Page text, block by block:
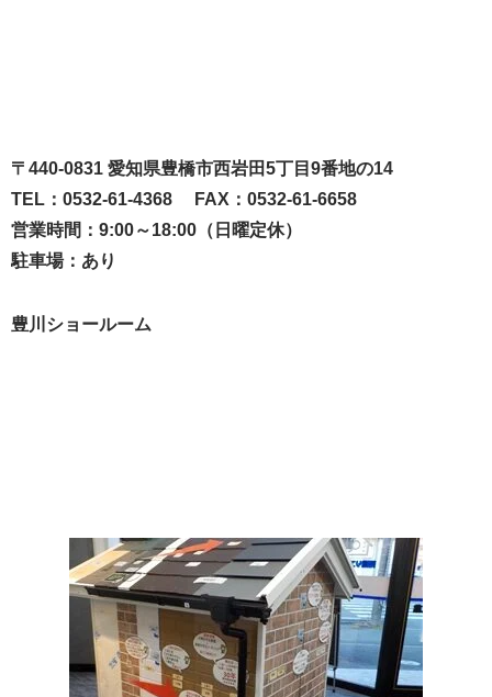
〒440-0831 愛知県豊橋市西岩田5丁目9番地の14
TEL：0532-61-4368 FAX：0532-61-6658
営業時間：9:00～18:00（日曜定休）
駐車場：あり
豊川ショールーム